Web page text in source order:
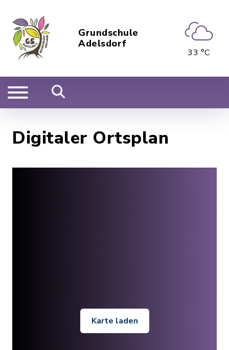
Grundschule
Adelsdorf
33 °C
Digitaler Ortsplan
Karte laden